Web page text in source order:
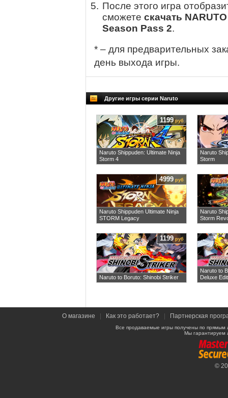
После этого игра
сможете скачать
Season Pass 2.
* – для предварительных
день выхода игры.
Другие игры серии Naruto
Naruto Shippuden: Ultimate Ninja
Storm 4
1199 руб
Naruto
Storm
Naruto Shippuden Ultimate Ninja
STORM Legacy
4999 руб
Naruto
Storm
Naruto to Boruto: Shinobi Striker
1199 руб
Naruto to
Deluxe
О магазине Как это работает? Партнерская
Все продаваемые игры получены по
Мы гарантируем
©